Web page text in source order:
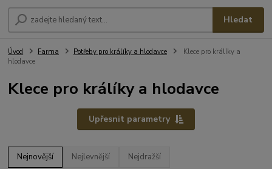
Hledat
Úvod Farma Potřeby pro králíky a hlodavce
Klece pro králíky a
hlodavce
Klece pro králíky a hlodavce
Upřesnit parametry
Nejnovější Nejlevnější Nejdražší